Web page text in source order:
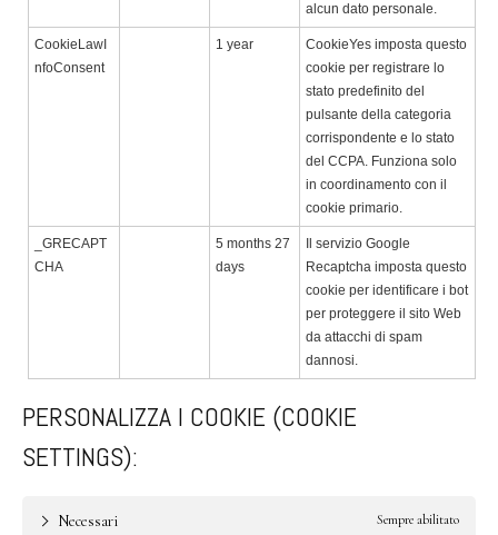
alcun dato personale.
CookieLawI
nfoConsent
1 year
CookieYes imposta questo
cookie per registrare lo
stato predefinito del
pulsante della categoria
corrispondente e lo stato
del CCPA. Funziona solo
in coordinamento con il
cookie primario.
_GRECAPT
CHA
5 months 27
days
Il servizio Google
Recaptcha imposta questo
cookie per identificare i bot
per proteggere il sito Web
da attacchi di spam
dannosi.
PERSONALIZZA I COOKIE (COOKIE
SETTINGS):
Necessari Sempre abilitato